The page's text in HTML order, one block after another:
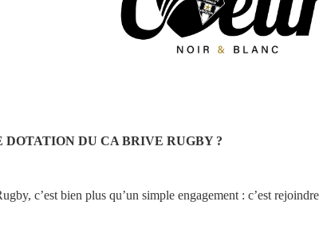
DOTATION DU CA BRIVE RUGBY ?
c’est bien plus qu’un simple engagement : c’est